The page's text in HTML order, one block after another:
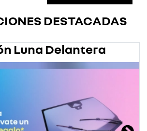
DESTACADAS
Luna Delantera